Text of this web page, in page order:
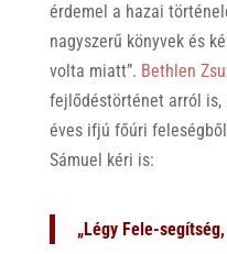
érdemel a hazai
nagyszerű könyvek és
volta miatt”. Bethlen
fejlődéstörténet arról is,
éves ifjú főúri
Sámuel kéri is:
„Légy Fele-